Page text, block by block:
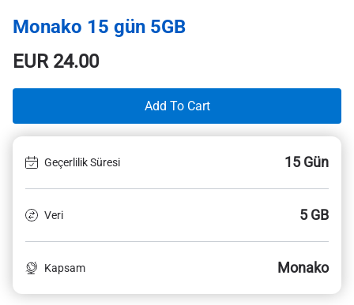
Monako 15 gün 5GB
EUR24.00
Add To Cart
Geçerlilik Süresi 15 Gün
Veri 5 GB
Kapsam Monako